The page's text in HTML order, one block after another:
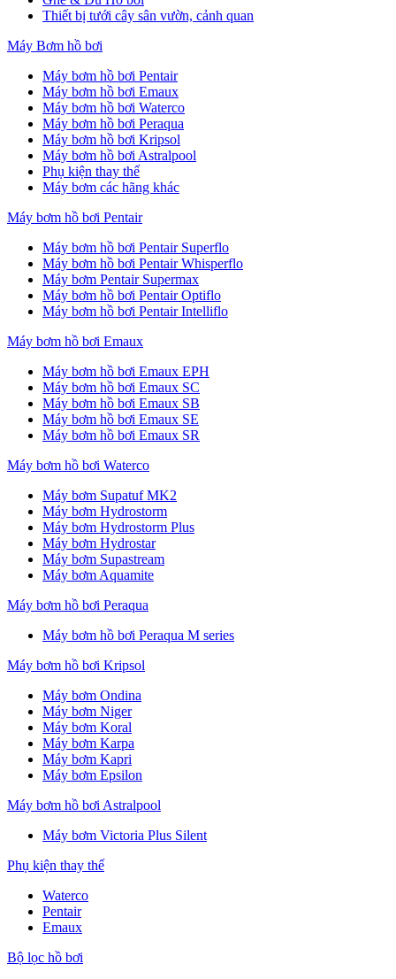
Thiết bị tưới cây sân vườn, cảnh quan
Máy Bơm hồ bơi
Máy bơm hồ bơi Pentair
Máy bơm hồ bơi Emaux
Máy bơm hồ bơi Waterco
Máy bơm hồ bơi Peraqua
Máy bơm hồ bơi Kripsol
Máy bơm hồ bơi Astralpool
Phụ kiện thay thế
Máy bơm các hãng khác
Máy bơm hồ bơi Pentair
Máy bơm hồ bơi Pentair Superflo
Máy bơm hồ bơi Pentair Whisperflo
Máy bơm Pentair Supermax
Máy bơm hồ bơi Pentair Optiflo
Máy bơm hồ bơi Pentair Intelliflo
Máy bơm hồ bơi Emaux
Máy bơm hồ bơi Emaux EPH
Máy bơm hồ bơi Emaux SC
Máy bơm hồ bơi Emaux SB
Máy bơm hồ bơi Emaux SE
Máy bơm hồ bơi Emaux SR
Máy bơm hồ bơi Waterco
Máy bơm Supatuf MK2
Máy bơm Hydrostorm
Máy bơm Hydrostorm Plus
Máy bơm Hydrostar
Máy bơm Supastream
Máy bơm Aquamite
Máy bơm hồ bơi Peraqua
Máy bơm hồ bơi Peraqua M series
Máy bơm hồ bơi Kripsol
Máy bơm Ondina
Máy bơm Niger
Máy bơm Koral
Máy bơm Karpa
Máy bơm Kapri
Máy bơm Epsilon
Máy bơm hồ bơi Astralpool
Máy bơm Victoria Plus Silent
Phụ kiện thay thế
Waterco
Pentair
Emaux
Bộ lọc hồ bơi